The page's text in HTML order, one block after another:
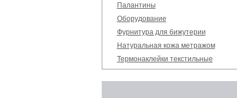
Палантины
Оборудование
Фурнитура для бижутерии
Натуральная кожа метражом
Термонаклейки текстильные